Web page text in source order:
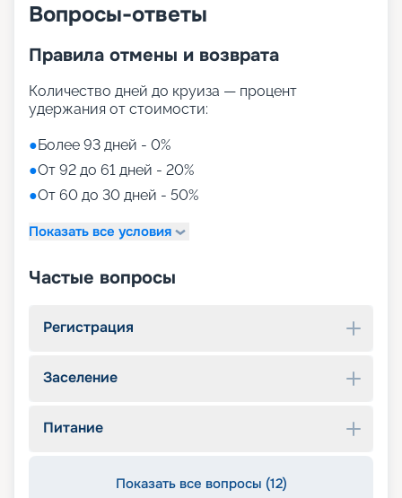
Вопросы-ответы
Правила отмены и возврата
Количество дней до круиза — процент
удержания от стоимости:
●Более 93 дней - 0%
●От 92 до 61 дней - 20%
●От 60 до 30 дней - 50%
Показать все условия
Частые вопросы
Регистрация
Заселение
Питание
Показать все вопросы (12)